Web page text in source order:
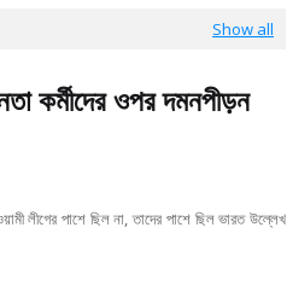
Show all
কর্মীদের ওপর দমনপীড়ন
লীগের পাশে ছিল না, তাদের পাশে ছিল ভারত উল্লেখ